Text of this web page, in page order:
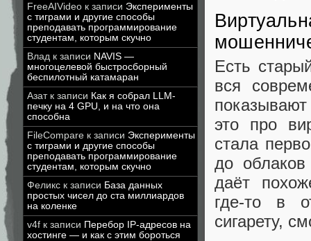
FreeAIVideo к записи Эксперименты
с тиграми и другие способы
преподавать программирование
студентам, которым скучно
Влад к записи NAVIS —
многоцелевой быстросборный
беспилотный катамаран
Азатк записи Как я собрал LLM-
печку на 4 GPU, и на что она
способна
FileCompare к записи Эксперименты
с тиграми и другие способы
преподавать программирование
студентам, которым скучно
Феликс к записи База данных
простых чисел до ста миллиардов
на коленке
v4f к записи Перебор IP-адресов на
хостинге — и как с этим бороться
Есть
вся
это про
стала
до
даёт
где-то в
сигарету,